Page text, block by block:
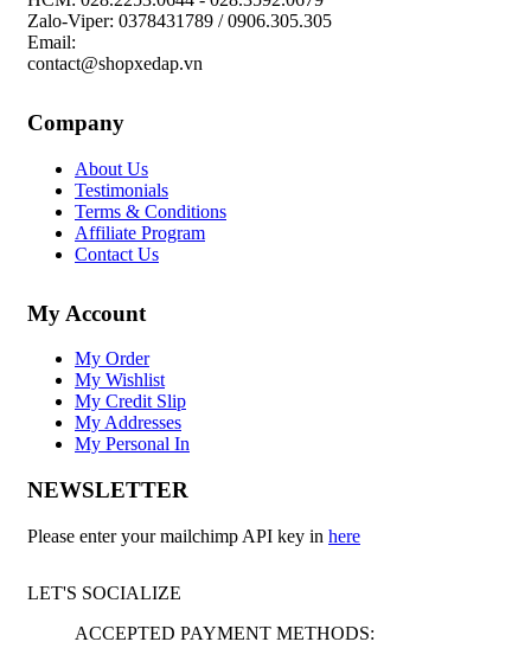
Zalo-Viper: 0378431789 / 0906.305.305
Email:
contact@shopxedap.vn
Company
About Us
Testimonials
Terms & Conditions
Affiliate Program
Contact Us
My Account
My Order
My Wishlist
My Credit Slip
My Addresses
My Personal In
NEWSLETTER
Please enter your mailchimp API key in here
LET'S SOCIALIZE
ACCEPTED PAYMENT METHODS: